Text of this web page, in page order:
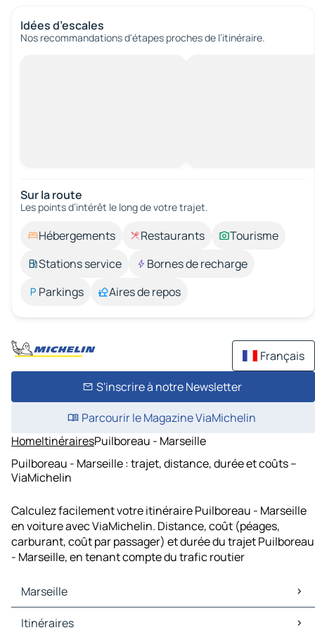
Idées d’escales
Nos recommandations d'étapes proches de l’itinéraire.
Sur la route
Les points d’intérêt le long de votre trajet.
Hébergements Restaurants
Tourisme
Stations service
Bornes de recharge
Parkings
Aires de repos
Français
S'inscrire à notre Newsletter
Parcourir le Magazine ViaMichelin
HomeItinérairesPuilboreau - Marseille
Puilboreau - Marseille : trajet, distance, durée et coûts –
ViaMichelin
Calculez facilement votre itinéraire Puilboreau - Marseille
en voiture avec ViaMichelin. Distance, coût (péages,
carburant, coût par passager) et durée du trajet Puilboreau
- Marseille, en tenant compte du trafic routier
Marseille
Marseille Cartes et plans
Itinéraires